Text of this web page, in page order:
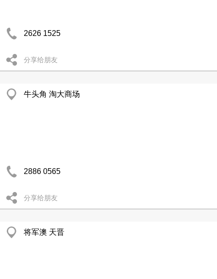
2626 1525
分享给朋友
牛头角 淘大商场
2886 0565
分享给朋友
将军澳 天晋